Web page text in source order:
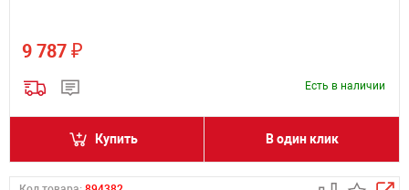
9 787 ₽
Есть в наличии
Купить В один клик